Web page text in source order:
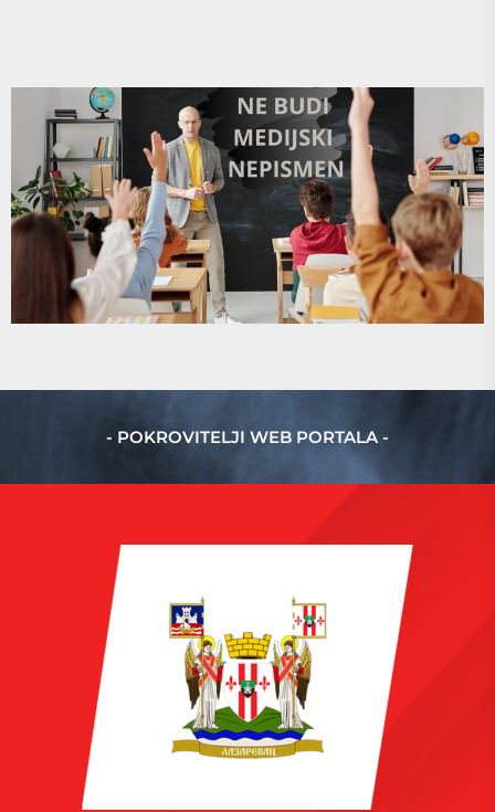
- POKROVITELJI WEB PORTALA -